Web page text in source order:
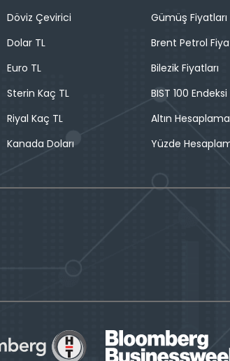
Döviz Çevirici
Dolar TL
Euro TL
Sterin Kaç TL
Riyal Kaç TL
Kanada Doları
Gümüş Fiyatları
Brent Petrol
Bilezik Fiyatları
BIST 100 Endeksi
Altın Hesaplama
Yüzde